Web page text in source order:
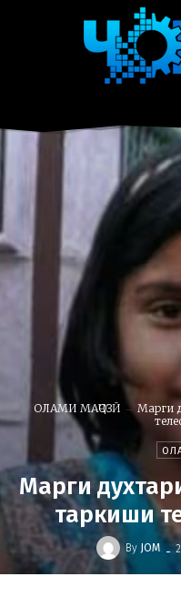
ОЛАМИ МАҶОЗӢ
Марги
Марги
таркиши
By JOM -